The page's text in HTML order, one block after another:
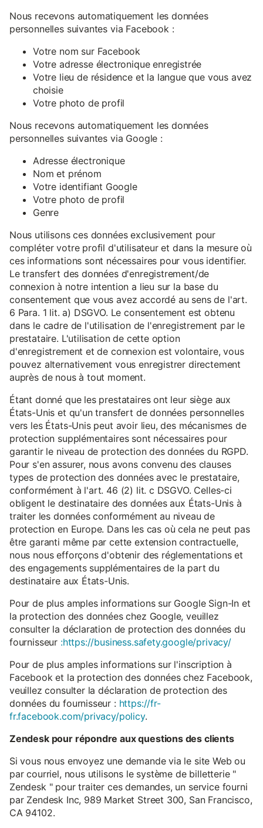
Nous recevons automatiquement les données
personnelles suivantes via Facebook :
Votre nom sur Facebook
Votre adresse électronique enregistrée
Votre lieu de résidence et la langue que vous avez
choisie
Votre photo de profil
Nous recevons automatiquement les données
personnelles suivantes via Google :
Adresse électronique
Nom et prénom
Votre identifiant Google
Votre photo de profil
Genre
Nous utilisons ces données exclusivement pour
compléter votre profil d'utilisateur et dans la mesure où
ces informations sont nécessaires pour vous identifier.
Le transfert des données d'enregistrement/de
connexion à notre intention a lieu sur la base du
consentement que vous avez accordé au sens de l'art.
6 Para. 1 lit. a) DSGVO. Le consentement est obtenu
dans le cadre de l'utilisation de l'enregistrement par le
prestataire. L'utilisation de cette option
d'enregistrement et de connexion est volontaire, vous
pouvez alternativement vous enregistrer directement
auprès de nous à tout moment.
Étant donné que les prestataires ont leur siège aux
États-Unis et qu'un transfert de données personnelles
vers les États-Unis peut avoir lieu, des mécanismes de
protection supplémentaires sont nécessaires pour
garantir le niveau de protection des données du RGPD.
Pour s'en assurer, nous avons convenu des clauses
types de protection des données avec le prestataire,
conformément à l'art. 46 (2) lit. c DSGVO. Celles-ci
obligent le destinataire des données aux États-Unis à
traiter les données conformément au niveau de
protection en Europe. Dans les cas où cela ne peut pas
être garanti même par cette extension contractuelle,
nous nous efforçons d'obtenir des réglementations et
des engagements supplémentaires de la part du
destinataire aux États-Unis.
Pour de plus amples informations sur Google Sign-In et
la protection des données chez Google, veuillez
consulter la déclaration de protection des données du
fournisseur :https://business.safety.google/privacy/
Pour de plus amples informations sur l'inscription à
Facebook et la protection des données chez Facebook,
veuillez consulter la déclaration de protection des
données du fournisseur : https://fr-
fr.facebook.com/privacy/policy.
Zendesk pour répondre aux questions des clients
Si vous nous envoyez une demande via le site Web ou
par courriel, nous utilisons le système de billetterie "
Zendesk " pour traiter ces demandes, un service fourni
par Zendesk Inc, 989 Market Street 300, San Francisco,
CA 94102.